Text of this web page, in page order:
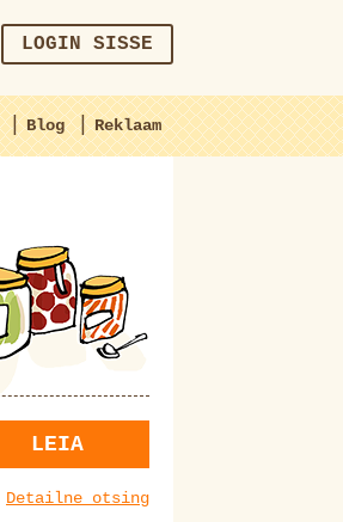
LOGIN SISSE
| Blog | Reklaam
LEIA
Detailne otsing